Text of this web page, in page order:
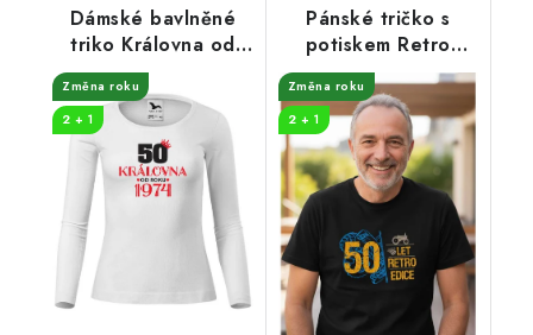
Dámské bavlněné
triko Královna od
roku
Změna roku
2 + 1
Pánské tričko s
potiskem Retro
edice traktor
Změna roku
2 + 1